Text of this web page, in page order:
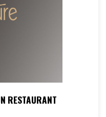
RESTAURANT